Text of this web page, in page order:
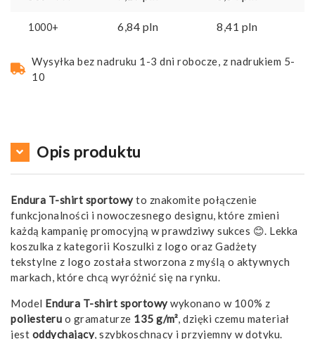
1000+ 6,84 pln 8,41 pln
Wysyłka bez nadruku 1-3 dni robocze, z nadrukiem 5-
10
Opis produktu
Endura T-shirt sportowyto znakomite połączenie
funkcjonalności i nowoczesnego designu, które zmieni
każdą kampanię promocyjną w prawdziwy sukces 😊. Lekka
koszulka z kategorii Koszulki z logo oraz Gadżety
tekstylne z logo została stworzona z myślą o aktywnych
markach, które chcą wyróżnić się na rynku.
Model Endura T-shirt sportowywykonano w 100% z
poliesteru o gramaturze 135 g/m², dzięki czemu materiał
jest oddychający, szybkoschnący i przyjemny w dotyku.